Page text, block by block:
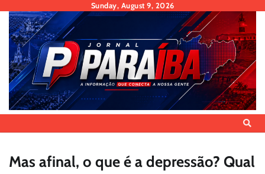
content
Sunday, August 9, 2026
Mas afinal, o que é a depressão? Qual